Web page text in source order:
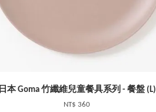
日本 Goma 竹纖維兒童餐具系列 - 餐盤 (L)
NT$ 360